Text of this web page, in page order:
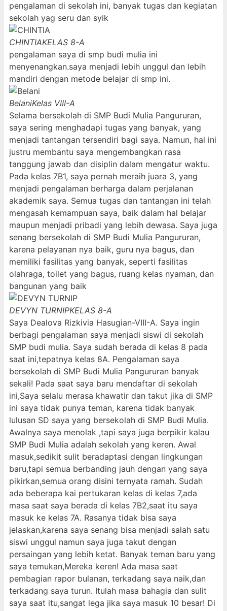
pengalaman di sekolah ini, banyak tugas dan kegiatan
sekolah yag seru dan syik
CHINTIAKELAS 8-A
pengalaman saya di smp budi mulia ini
menyenangkan.saya menjadi lebih unggul dan lebih
mandiri dengan metode belajar di smp ini.
BelaniKelas VIII-A
Selama bersekolah di SMP Budi Mulia Pangururan,
saya sering menghadapi tugas yang banyak, yang
menjadi tantangan tersendiri bagi saya. Namun, hal ini
justru membantu saya mengembangkan rasa
tanggung jawab dan disiplin dalam mengatur waktu.
Pada kelas 7B1, saya pernah meraih juara 3, yang
menjadi pengalaman berharga dalam perjalanan
akademik saya. Semua tugas dan tantangan ini telah
mengasah kemampuan saya, baik dalam hal belajar
maupun menjadi pribadi yang lebih dewasa. Saya juga
senang bersekolah di SMP Budi Mulia Pangururan,
karena pelayanan nya baik, guru nya bagus, dan
memiliki fasilitas yang banyak, seperti fasilitas
olahraga, toilet yang bagus, ruang kelas nyaman, dan
bangunan yang baik
DEVYN TURNIPKELAS 8-A
Saya Dealova Rizkivia Hasugian-VIII-A. Saya ingin
berbagi pengalaman saya menjadi siswi di sekolah
SMP budi mulia. Saya sudah berada di kelas 8 pada
saat ini,tepatnya kelas 8A. Pengalaman saya
bersekolah di SMP Budi Mulia Pangururan banyak
sekali! Pada saat saya baru mendaftar di sekolah
ini,Saya selalu merasa khawatir dan takut jika di SMP
ini saya tidak punya teman, karena tidak banyak
lulusan SD saya yang bersekolah di SMP Budi Mulia.
Awalnya saya menolak ,tapi saya juga berpikir kalau
SMP Budi Mulia adalah sekolah yang keren. Awal
masuk,sedikit sulit beradaptasi dengan lingkungan
baru,tapi semua berbanding jauh dengan yang saya
pikirkan,semua orang disini ternyata ramah. Sudah
ada beberapa kai pertukaran kelas di kelas 7,ada
masa saat saya berada di kelas 7B2,saat itu saya
masuk ke kelas 7A. Rasanya tidak bisa saya
jelaskan,karena saya senang bisa menjadi salah satu
siswi unggul namun saya juga takut dengan
persaingan yang lebih ketat. Banyak teman baru yang
saya temukan,Mereka keren! Ada masa saat
pembagian rapor bulanan, terkadang saya naik,dan
terkadang saya turun. Itulah masa bahagia dan sulit
saya saat itu,sangat lega jika saya masuk 10 besar! Di